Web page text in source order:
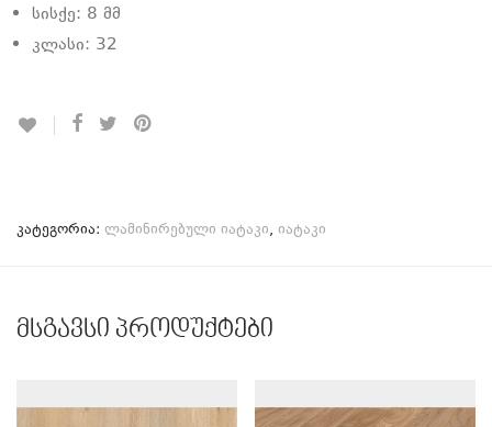
სისქე: 8 მმ
კლასი: 32
კატეგორია: ლამინირებული იატაკი, იატაკი
მსგავსი პროდუქტები